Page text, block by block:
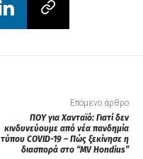
Επόμενο άρθρο
ΠΟΥ για Χανταϊό: Γιατί δεν
κινδυνεύουμε από νέα πανδημία
τύπου COVID-19 – Πώς ξεκίνησε η
διασπορά στο “MV Hondius”